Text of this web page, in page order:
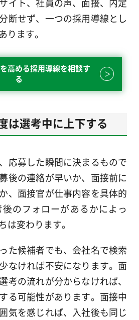
断せず、一つの採用導線とし
ります。
高める採用導線を相談す
る
は選考中に上下する
応募した瞬間に決まるもので
後の連絡が早いか、面接前に
、面接官が仕事内容を具体的
のフォローがあるかによっ
は変わります。
た候補者でも、会社名で検索
なければ不安になります。面
考の流れが分からなければ、
る可能性があります。面接中
気を感じれば、入社後も同じ